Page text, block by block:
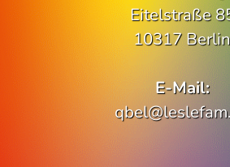
Eitelstraße
10317 Berlin
E-Mail: